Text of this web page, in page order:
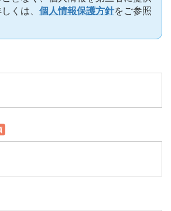
くは、 個人情報保護方針をご参照